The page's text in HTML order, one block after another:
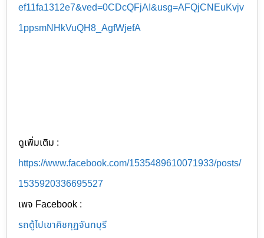
ef11fa1312e7&ved=0CDcQFjAI&usg=AFQjCNEuKvjv
1ppsmNHkVuQH8_AgfWjefA
ดูเพิ่มเติม :
https://www.facebook.com/1535489610071933/posts/
1535920336695527
เพจ Facebook :
รถตู้ไปเขาคิชกุฏจันทบุรี